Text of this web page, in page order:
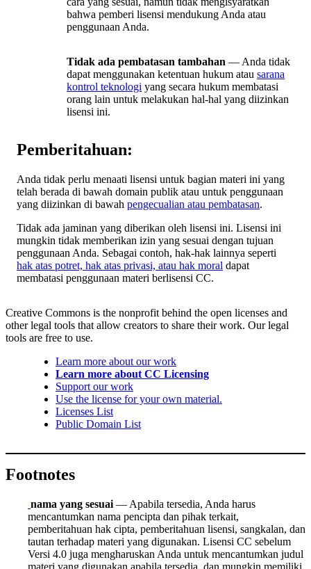
bahwa pemberi lisensi mendukung Anda atau
penggunaan Anda.
Tidak ada pembatasan tambahan — Anda tidak
dapat menggunakan ketentuan hukum atau sarana
kontrol teknologi yang secara hukum membatasi
orang lain untuk melakukan hal-hal yang diizinkan
lisensi ini.
Pemberitahuan:
Anda tidak perlu menaati lisensi untuk bagian materi ini yang
telah berada di bawah domain publik atau untuk penggunaan
yang diizinkan di bawah pengecualian atau pembatasan.
Tidak ada jaminan yang diberikan oleh lisensi ini. Lisensi ini
mungkin tidak memberikan izin yang sesuai dengan tujuan
penggunaan Anda. Sebagai contoh, hak-hak lainnya seperti
hak atas potret, hak atas privasi, atau hak moral dapat
membatasi penggunaan materi berlisensi CC.
Creative Commons is the nonprofit behind the open licenses and
other legal tools that allow creators to share their work. Our legal
tools are free to use.
Learn more about our work
Learn more about CC Licensing
Support our work
Use the license for your own material.
Licenses List
Public Domain List
Footnotes
nama yang sesuai — Apabila tersedia, Anda harus
mencantumkan nama pencipta dan pihak terkait,
pemberitahuan hak cipta, pemberitahuan lisensi, sangkalan, dan
tautan terhadap materi yang digunakan. Lisensi CC sebelum
Versi 4.0 juga mengharuskan Anda untuk mencantumkan judul
materi yang digunakan apabila tersedia, dan mungkin memiliki